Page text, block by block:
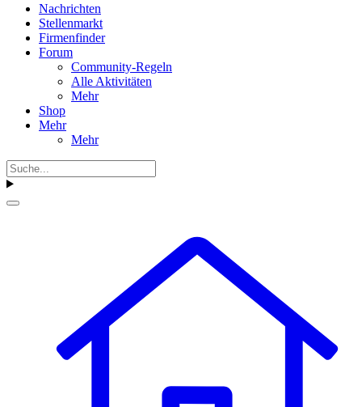
Nachrichten
Stellenmarkt
Firmenfinder
Forum
Community-Regeln
Alle Aktivitäten
Mehr
Shop
Mehr
Mehr